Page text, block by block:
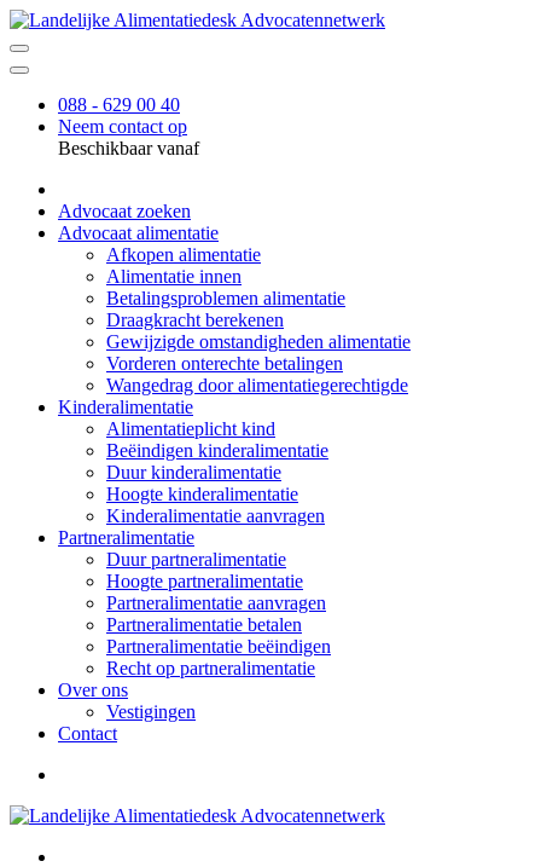
088 - 629 00 40
Neem contact op
Beschikbaar vanaf
Advocaat zoeken
Advocaat alimentatie
Afkopen alimentatie
Alimentatie innen
Betalingsproblemen alimentatie
Draagkracht berekenen
Gewijzigde omstandigheden alimentatie
Vorderen onterechte betalingen
Wangedrag door alimentatiegerechtigde
Kinderalimentatie
Alimentatieplicht kind
Beëindigen kinderalimentatie
Duur kinderalimentatie
Hoogte kinderalimentatie
Kinderalimentatie aanvragen
Partneralimentatie
Duur partneralimentatie
Hoogte partneralimentatie
Partneralimentatie aanvragen
Partneralimentatie betalen
Partneralimentatie beëindigen
Recht op partneralimentatie
Over ons
Vestigingen
Contact